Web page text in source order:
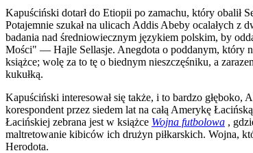
Kapuściński dotarł do Etiopii po zamachu, który obalił
Potajemnie szukał na ulicach Addis Abeby ocalałych z
badania nad średniowiecznym językiem polskim, by
Mości" — Hajle Sellasje. Anegdota o poddanym, który
książce; wolę za to tę o biednym nieszczęśniku, a
kukułką.
Kapuściński interesował się także, i to bardzo
korespondent przez siedem lat na całą Amerykę
Łacińskiej zebrana jest w książce Wojna futbolowa ,
maltretowanie kibiców ich drużyn piłkarskich. Wojna,
Herodota.